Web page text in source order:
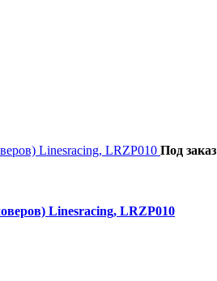
Под заказ
Linesracing, LRZP010